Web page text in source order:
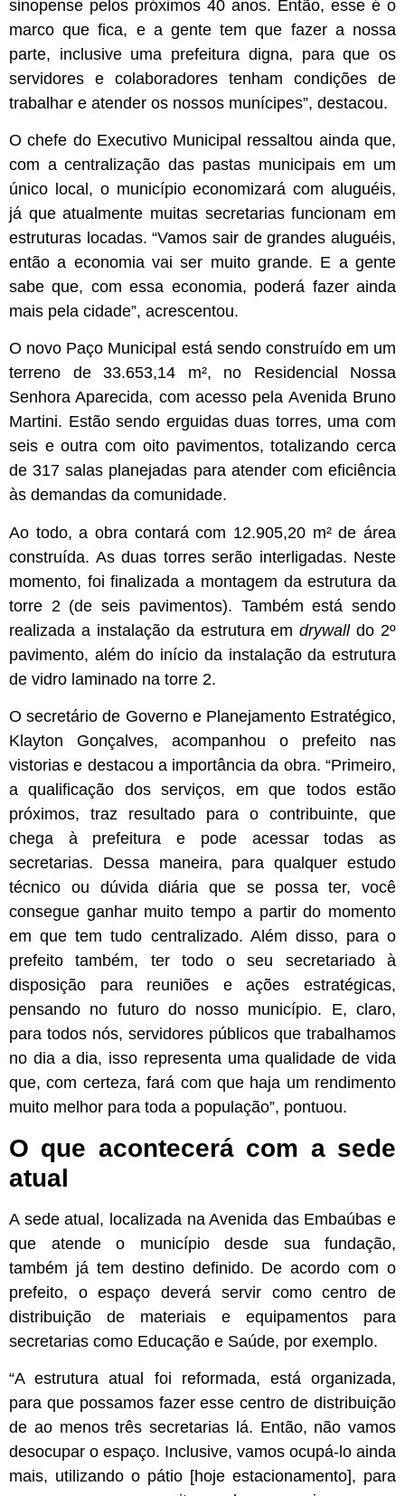
sinopense pelos próximos 40 anos. Então, esse é o
marco que fica, e a gente tem que fazer a nossa
parte, inclusive uma prefeitura digna, para que os
servidores e colaboradores tenham condições de
trabalhar e atender os nossos munícipes”, destacou.
O chefe do Executivo Municipal ressaltou ainda que,
com a centralização das pastas municipais em um
único local, o município economizará com aluguéis,
já que atualmente muitas secretarias funcionam em
estruturas locadas. “Vamos sair de grandes aluguéis,
então a economia vai ser muito grande. E a gente
sabe que, com essa economia, poderá fazer ainda
mais pela cidade”, acrescentou.
O novo Paço Municipal está sendo construído em um
terreno de 33.653,14 m², no Residencial Nossa
Senhora Aparecida, com acesso pela Avenida Bruno
Martini. Estão sendo erguidas duas torres, uma com
seis e outra com oito pavimentos, totalizando cerca
de 317 salas planejadas para atender com eficiência
às demandas da comunidade.
Ao todo, a obra contará com 12.905,20 m² de área
construída. As duas torres serão interligadas. Neste
momento, foi finalizada a montagem da estrutura da
torre 2 (de seis pavimentos). Também está sendo
realizada a instalação da estrutura emdrywalldo 2º
pavimento, além do início da instalação da estrutura
de vidro laminado na torre 2.
O secretário de Governo e Planejamento Estratégico,
Klayton Gonçalves, acompanhou o prefeito nas
vistorias e destacou a importância da obra. “Primeiro,
a qualificação dos serviços, em que todos estão
próximos, traz resultado para o contribuinte, que
chega à prefeitura e pode acessar todas as
secretarias. Dessa maneira, para qualquer estudo
técnico ou dúvida diária que se possa ter, você
consegue ganhar muito tempo a partir do momento
em que tem tudo centralizado. Além disso, para o
prefeito também, ter todo o seu secretariado à
disposição para reuniões e ações estratégicas,
pensando no futuro do nosso município. E, claro,
para todos nós, servidores públicos que trabalhamos
no dia a dia, isso representa uma qualidade de vida
que, com certeza, fará com que haja um rendimento
muito melhor para toda a população”, pontuou.
O que acontecerá com a sede
atual
A sede atual, localizada na Avenida das Embaúbas e
que atende o município desde sua fundação,
também já tem destino definido. De acordo com o
prefeito, o espaço deverá servir como centro de
distribuição de materiais e equipamentos para
secretarias como Educação e Saúde, por exemplo.
“A estrutura atual foi reformada, está organizada,
para que possamos fazer esse centro de distribuição
de ao menos três secretarias lá. Então, não vamos
desocupar o espaço. Inclusive, vamos ocupá-lo ainda
mais, utilizando o pátio [hoje estacionamento], para